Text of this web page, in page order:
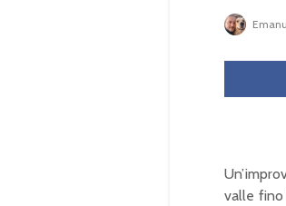
valle fino